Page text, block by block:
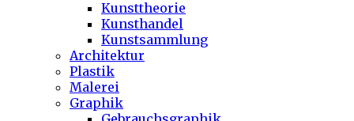
Kunsttheorie
Kunsthandel
Kunstsammlung
Architektur
Plastik
Malerei
Graphik